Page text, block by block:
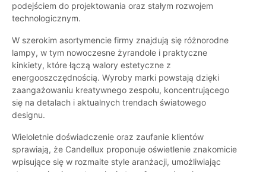
podejściem do projektowania oraz stałym rozwojem
technologicznym.
W szerokim asortymencie firmy znajdują się różnorodne
lampy, w tym nowoczesne żyrandole i praktyczne
kinkiety, które łączą walory estetyczne z
energooszczędnością. Wyroby marki powstają dzięki
zaangażowaniu kreatywnego zespołu, koncentrującego
się na detalach i aktualnych trendach światowego
designu.
Wieloletnie doświadczenie oraz zaufanie klientów
sprawiają, że Candellux proponuje oświetlenie znakomicie
wpisujące się w rozmaite style aranżacji, umożliwiając